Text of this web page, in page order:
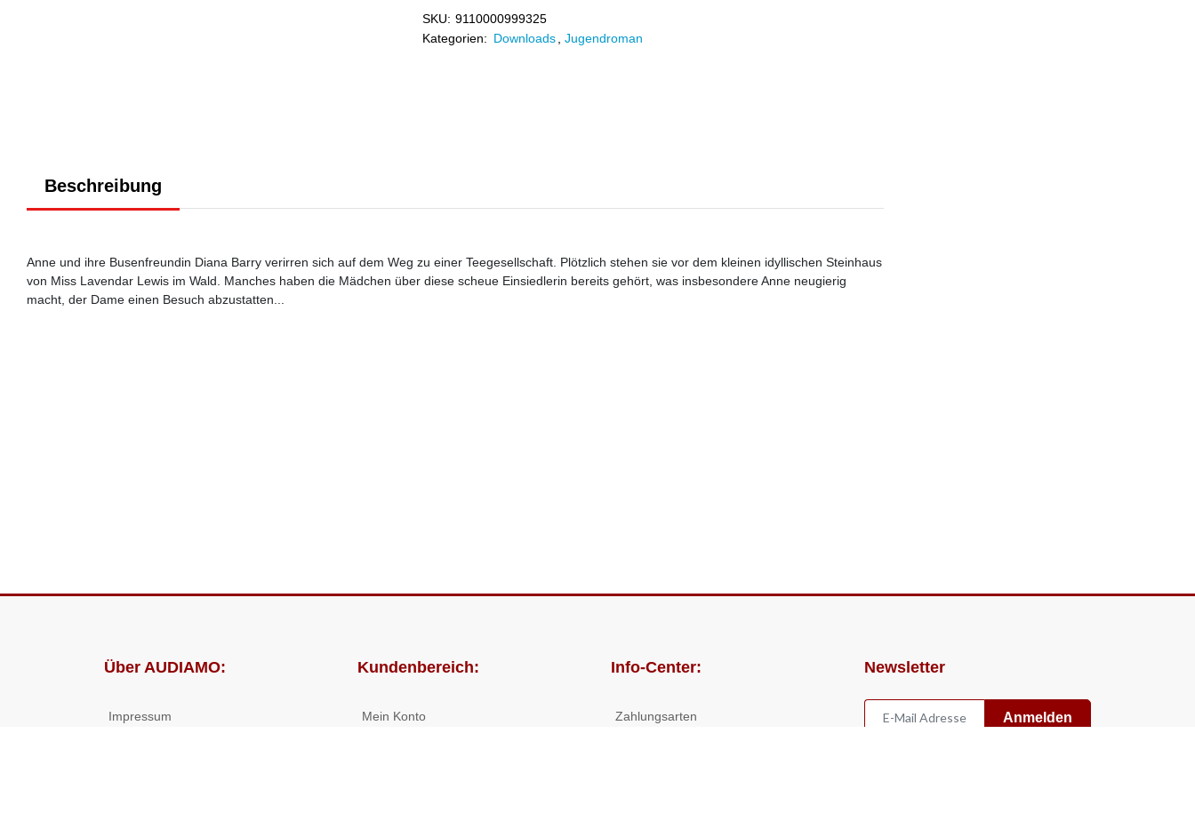
SKU: 9110000999325
Kategorien: Downloads Jugendroman
Beschreibung
Anne und ihre Busenfreundin Diana Barry verirren sich auf dem Weg zu einer Teegesellschaft. Plötzlich stehen sie vor dem kleinen idyllischen Steinhaus
von Miss Lavendar Lewis im Wald. Manches haben die Mädchen über diese scheue Einsiedlerin bereits gehört, was insbesondere Anne neugierig
macht, der Dame einen Besuch abzustatten...
Über AUDIAMO:
Impressum
Kundenbereich:
Mein Konto
Info-Center:
Zahlungsarten
Newsletter
Anmelden